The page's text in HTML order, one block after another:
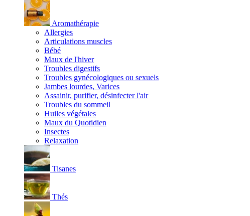
Aromathérapie
Allergies
Articulations muscles
Bébé
Maux de l'hiver
Troubles digestifs
Troubles gynécologiques ou sexuels
Jambes lourdes, Varices
Assainir, purifier, désinfecter l'air
Troubles du sommeil
Huiles végétales
Maux du Quotidien
Insectes
Relaxation
Tisanes
Thés